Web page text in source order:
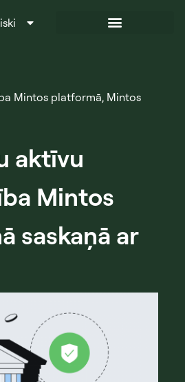
Mintos platformā, Mintos
aktīvu
Mintos
saskaņā ar